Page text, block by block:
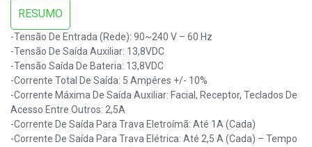
RESUMO
-Tensão De Entrada (rede): 90~240 V – 60 Hz
-Tensão De Saída Auxiliar: 13,8VDC
-Tensão Saída De Bateria: 13,8VDC
-Corrente Total De Saída: 5 Ampéres +/- 10%
-Corrente Máxima De Saída Auxiliar: Facial, Receptor, Teclados De
Acesso Entre Outros: 2,5A
-Corrente De Saída Para Trava Eletroímã: Até 1A (cada)
-Corrente De Saída Para Trava Elétrica: Até 2,5 A (cada) – Tempo